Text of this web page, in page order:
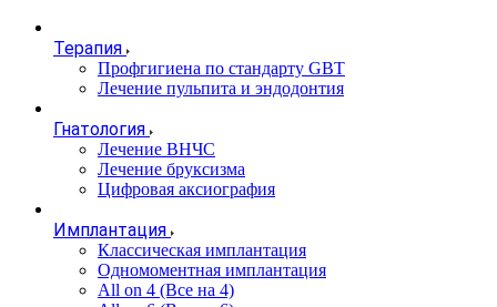
Терапия
Профгигиена по стандарту GBT
Лечение пульпита и эндодонтия
Гнатология
Лечение ВНЧС
Лечение бруксизма
Цифровая аксиография
Имплантация
Классическая имплантация
Одномоментная имплантация
All on 4 (Все на 4)